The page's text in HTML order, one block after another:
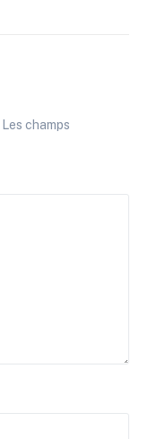
Les champs